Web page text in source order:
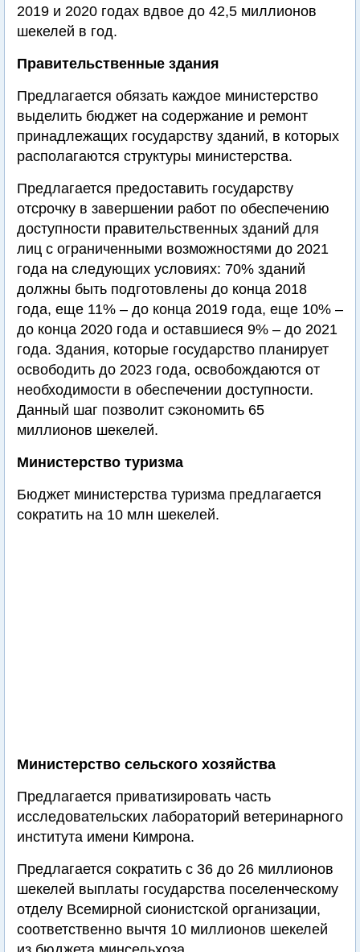
2019 и 2020 годах вдвое до 42,5 миллионов
шекелей в год.
Правительственные здания
Предлагается обязать каждое министерство
выделить бюджет на содержание и ремонт
принадлежащих государству зданий, в которых
располагаются структуры министерства.
Предлагается предоставить государству
отсрочку в завершении работ по обеспечению
доступности правительственных зданий для
лиц с ограниченными возможностями до 2021
года на следующих условиях: 70% зданий
должны быть подготовлены до конца 2018
года, еще 11% – до конца 2019 года, еще 10% –
до конца 2020 года и оставшиеся 9% – до 2021
года. Здания, которые государство планирует
освободить до 2023 года, освобождаются от
необходимости в обеспечении доступности.
Данный шаг позволит сэкономить 65
миллионов шекелей.
Министерство туризма
Бюджет министерства туризма предлагается
сократить на 10 млн шекелей.
Министерство сельского хозяйства
Предлагается приватизировать часть
исследовательских лабораторий ветеринарного
института имени Кимрона.
Предлагается сократить с 36 до 26 миллионов
шекелей выплаты государства поселенческому
отделу Всемирной сионистской организации,
соответственно вычтя 10 миллионов шекелей